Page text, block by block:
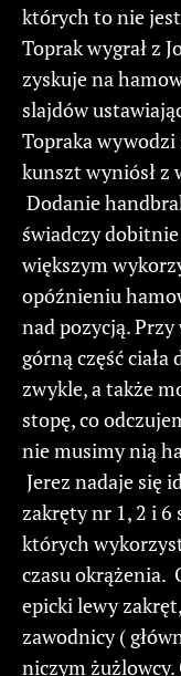
których to nie
Toprak wygrał z
zyskuje na
slajdów
Topraka wywodzi
kunszt wyniósł z
Dodanie
świadczy
większym
opóźnieniu
nad pozycją.
górną część
zwykle, a także
stopę, co
nie musimy nią
Jerez nadaje się
zakręty nr 1, 2 i
których
czasu okrążenia.
epicki lewy
zawodnicy (
niczym żużlowcy.